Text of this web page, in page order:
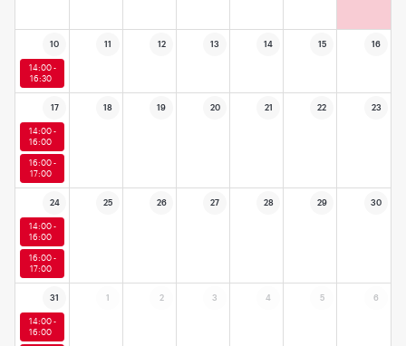
10 11 12 13 14 15 16
14:00 -
16:30
17 18 19 20 21 22 23
14:00 -
16:00
16:00 -
17:00
24 25 26 27 28 29 30
14:00 -
16:00
16:00 -
17:00
31 1 2 3 4 5 6
14:00 -
16:00